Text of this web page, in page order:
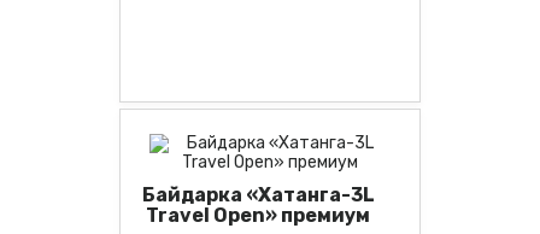
Байдарка «Хатанга-3L
Travel Open» премиум